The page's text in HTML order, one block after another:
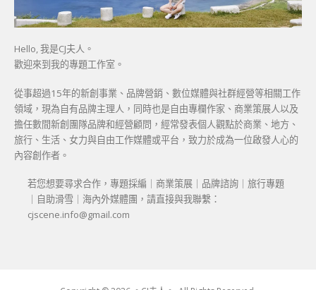
Hello, 我是CJ夫人。
歡迎來到我的專題工作室。
從事超過15年的新創事業、品牌營銷、數位媒體與社群經營等相關工作
領域，現為自有品牌主理人，同時也是自由專欄作家、商業策展人以及
擔任數間新創團隊品牌和經營顧問，經常發表個人觀點於商業、地方、
旅行、生活、女力與自由工作媒體或平台，致力於成為一位啟發人心的
內容創作者。
若您想要尋求合作，專題採編｜商業策展｜品牌諮詢｜旅行專題
｜自助滑雪｜海內外媒體團，請直接與我聯繫：
cjscene.info@gmail.com